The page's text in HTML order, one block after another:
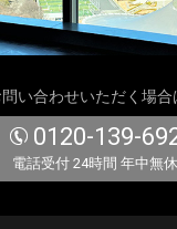
い合わせいただく場合
0120-139-
電話受付 24時間 年中無休